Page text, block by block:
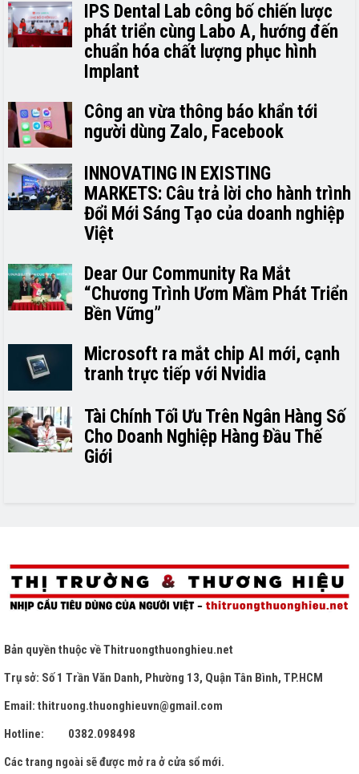
IPS Dental Lab công bố chiến lược
phát triển cùng Labo A, hướng đến
chuẩn hóa chất lượng phục hình
Implant
Công an vừa thông báo khẩn tới
người dùng Zalo, Facebook
INNOVATING IN EXISTING
MARKETS: Câu trả lời cho hành trình
Đổi Mới Sáng Tạo của doanh nghiệp
Việt
Dear Our Community Ra Mắt
“Chương Trình Ươm Mầm Phát Triển
Bền Vững”
Microsoft ra mắt chip AI mới, cạnh
tranh trực tiếp với Nvidia
Tài Chính Tối Ưu Trên Ngân Hàng Số
Cho Doanh Nghiệp Hàng Đầu Thế
Giới
Bản quyền thuộc vềThitruongthuonghieu.net
Trụ sở: Số 1 Trần Văn Danh, Phường 13, Quận Tân Bình, TP.HCM
Email: thitruong.thuonghieuvn@gmail.com
Hotline: 0382.098498
Các trang ngoài sẽ được mở ra ở cửa sổ mới.